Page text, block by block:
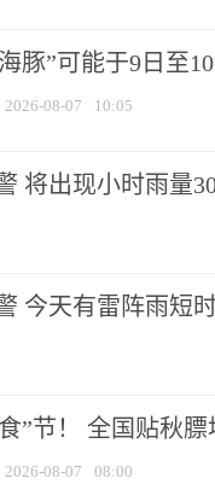
豚”可能于9日至
2026-08-07 10:05
将出现小时雨量
今天有雷阵雨短
”节！ 全国贴秋
2026-08-07 08:00